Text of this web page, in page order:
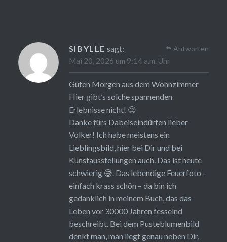
SIBYLLE sagt:
Mai 20, 2026 um 9:14 a.m. Uhr
Guten Morgen aus dem Wohnzimmer
Hier gibt’s solche spannenden
Erlebnisse nicht! 😉
Danke fürs Dabeiseindürfen lieber
Volker! Ich habe meistens ein
Lieblingsbild, hier bei Dir und bei
Kunstausstellungen auch. Das ist heute
schwierig 😅. Das lebendige Feuerfoto –
einfach krass schön – da bin ich
gedanklich in meinem Buch, das das
Leben vor 30000 Jahren fesselnd
beschreibt. Bei dem Pusteblumenbild
denkt man, man liegt genau neben Dir,
Antworten